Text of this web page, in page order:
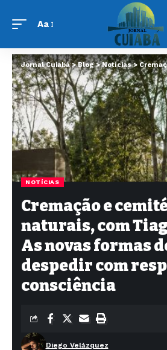
Aa
Jornal Cuiabá>Blog>Notícias> Cremação e cemitérios
NOTÍCIAS
Cremação e
naturais, com
As novas formas
despedir com
consciência
Diego Velázquez